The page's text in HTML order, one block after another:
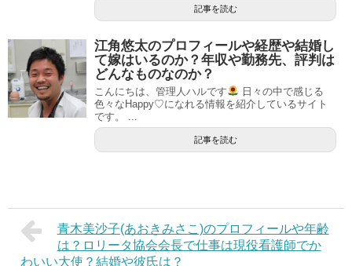
記事を読む
江角悠太のプロフィールや経歴や結婚し
て嫁はいるのか？年収や勤務先、評判は
どんなものなのか？
こんにちは、管理人ハルです
日々の中で感じる
色々なHappy♡になれる情報を紹介しているサイト
です。 ...
記事を読む
青木美沙子(あおきみさこ)のプロフィールや年齢
は？ロリータ協会会長で仕事は現役看護師でか
わいい大使？結婚や彼氏は？